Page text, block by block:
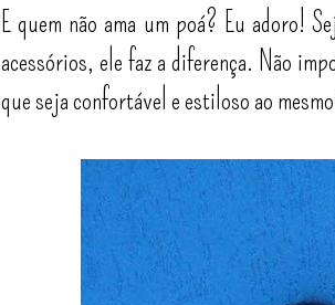
E quem não ama um poá? Eu adoro!
acessórios, ele faz a diferença. Não
que seja confortável e estiloso ao